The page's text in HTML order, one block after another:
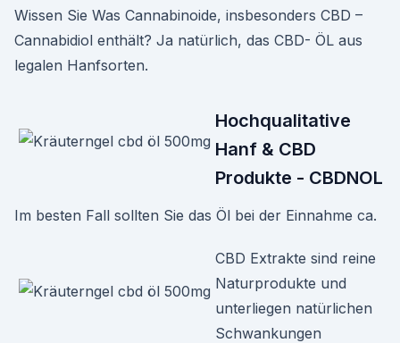
Wissen Sie Was Cannabinoide, insbesonders CBD –
Cannabidiol enthält? Ja natürlich, das CBD- ÖL aus
legalen Hanfsorten.
Hochqualitative
Hanf & CBD
Produkte - CBDNOL
Im besten Fall sollten Sie das Öl bei der Einnahme ca.
CBD Extrakte sind reine
Naturprodukte und
unterliegen natürlichen
Schwankungen